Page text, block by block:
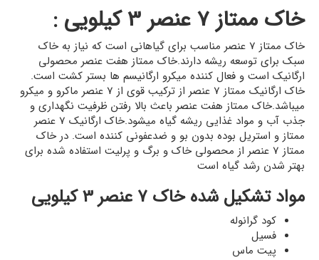
خاک ممتاز 7 عنصر 3 کیلویی :
خاک ممتاز 7 عنصر مناسب برای گیاهانی است که نیاز به خاک
سبک برای توسعه ریشه دارند.خاک ممتاز هفت عنصر محصولی
ارگانیک است و فعال کننده میکرو ارگانیسم ها بستر کشت است.
خاک ارگانیک ممتاز 7 عنصر از ترکیب قوی از 7 عنصر ماکرو و میکرو
میباشد.خاک ممتاز هفت عنصر باعث بالا رفتن ظرفیت نگهداری و
جذب آب و مواد غذایی ریشه گیاه میشود.خاک ارگانیک 7 عنصر
ممتاز و استریل بوده بدون بو و ضدعفونی کننده است. در خاک
ممتاز 7 عنصر از محصولی خاک و برگ و پرلیت استفاده شده برای
بهتر شدن رشد گیاه است
مواد تشکیل شده خاک 7 عنصر 3 کیلویی
کود گرانوله
فسیل
پیت ماس